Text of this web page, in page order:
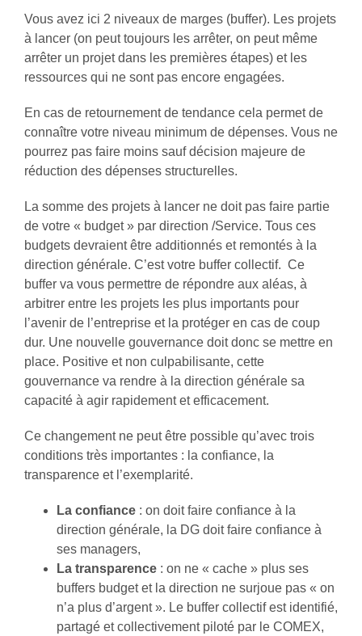
Vous avez ici 2 niveaux de marges (buffer). Les projets
à lancer (on peut toujours les arrêter, on peut même
arrêter un projet dans les premières étapes) et les
ressources qui ne sont pas encore engagées.
En cas de retournement de tendance cela permet de
connaître votre niveau minimum de dépenses. Vous ne
pourrez pas faire moins sauf décision majeure de
réduction des dépenses structurelles.
La somme des projets à lancer ne doit pas faire partie
de votre « budget » par direction /Service. Tous ces
budgets devraient être additionnés et remontés à la
direction générale. C’est votre buffer collectif. Ce
buffer va vous permettre de répondre aux aléas, à
arbitrer entre les projets les plus importants pour
l’avenir de l’entreprise et la protéger en cas de coup
dur. Une nouvelle gouvernance doit donc se mettre en
place. Positive et non culpabilisante, cette
gouvernance va rendre à la direction générale sa
capacité à agir rapidement et efficacement.
Ce changement ne peut être possible qu’avec trois
conditions très importantes : la confiance, la
transparence et l’exemplarité.
La confiance: on doit faire confiance à la
direction générale, la DG doit faire confiance à
ses managers,
La transparence: on ne « cache » plus ses
buffers budget et la direction ne surjoue pas « on
n’a plus d’argent ». Le buffer collectif est identifié,
partagé et collectivement piloté par le COMEX,